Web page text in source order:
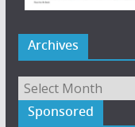
Archives
Archives
Sponsored